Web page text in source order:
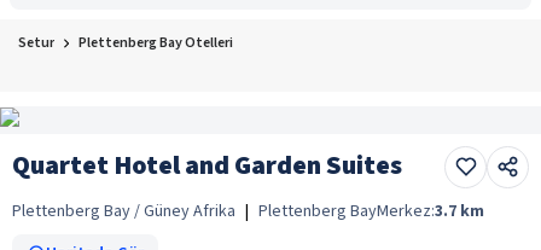
Setur Plettenberg Bay Otelleri
Quartet Hotel and Garden Suites
Plettenberg Bay / Güney Afrika | Plettenberg BayMerkez:3.7 km